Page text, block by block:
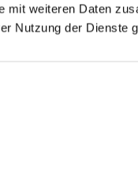
mit weiteren Daten
Nutzung der Dienste